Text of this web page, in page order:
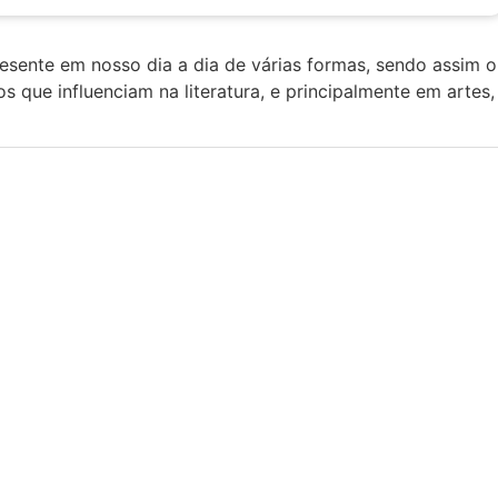
em nosso dia a dia de várias formas, sendo assim o
que influenciam na literatura, e principalmente em artes,